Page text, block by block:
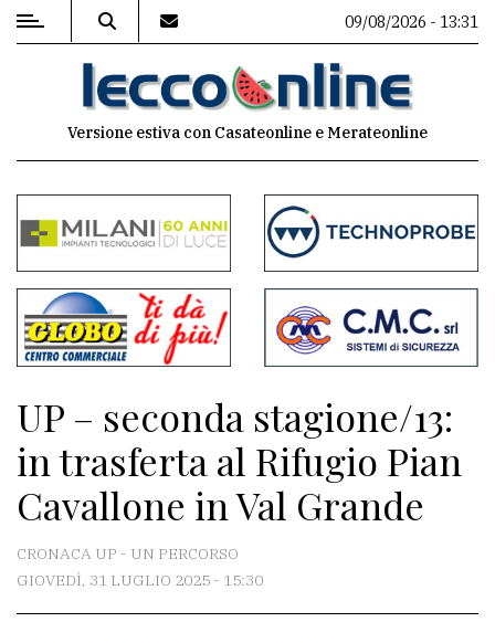
MENU
commenti
Contenuti
del
sito
Meteo
CONTATTI
La
redazione
09/08/2026 - 13:31
Versione estiva con Casateonline e Merateonline
UP – seconda stagione/13:
in trasferta al Rifugio Pian
Cavallone in Val Grande
CRONACA UP - UN PERCORSO
GIOVEDÌ, 31 LUGLIO 2025 - 15:30